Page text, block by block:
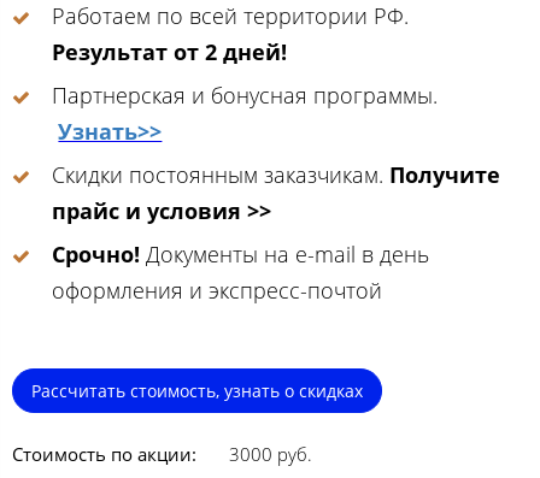
Работаем по всей территории РФ.
Результат от 2 дней!
Партнерская и бонусная программы.
Узнать>>
Скидки постоянным заказчикам. Получите
прайс и условия >>
Срочно! Документы на e-mail в день
оформления и экспресс-почтой
Рассчитать стоимость, узнать о скидках
Стоимость по акции:
3000 руб.